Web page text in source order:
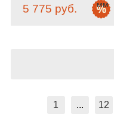
мм
5 775 руб.
1 ... 12